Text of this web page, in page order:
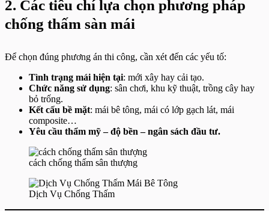
2. Các tiêu chí lựa chọn phương pháp
chống thấm sàn mái
Để chọn đúng phương án thi công, cần xét đến các yếu tố:
Tình trạng mái hiện tại: mới xây hay cải tạo.
Chức năng sử dụng: sân chơi, khu kỹ thuật, trồng cây hay
bỏ trống.
Kết cấu bề mặt: mái bê tông, mái có lớp gạch lát, mái
composite…
Yêu cầu thẩm mỹ – độ bền – ngân sách đầu tư.
cách chống thấm sân thượng
Dịch Vụ Chống Thấm